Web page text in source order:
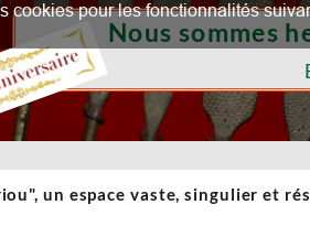
Nous sommes
un espace vaste, singulier et
pour les fonctionnalités